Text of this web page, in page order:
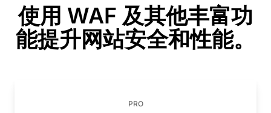
使用 WAF 及其他丰富功
能提升网站安全和性能。
PRO